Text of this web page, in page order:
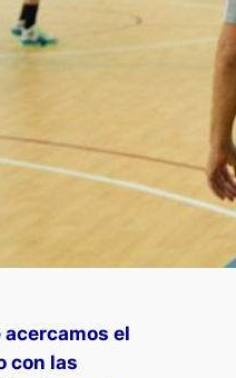
acercamos el
con las